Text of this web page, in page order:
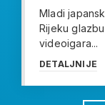
Mladi
Rijeku
videoigara...
DETALJNIJE